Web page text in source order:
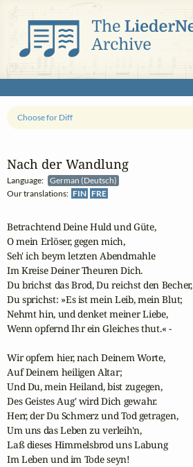
Nach der Wandlung
Language:
German (Deutsch)
Our translations: FIN FRE
Choose for Diff
Betrachtend Deine Huld und Güte,
O mein Erlöser, gegen mich,
Seh' ich beym letzten Abendmahle
Im Kreise Deiner Theuren Dich.
Du brichst das Brod, Du reichst den Becher,
Du sprichst: »Es ist mein Leib, mein Blut;
Nehmt hin, und denket meiner Liebe,
Wenn opfernd Ihr ein Gleiches thut.« -
Wir opfern hier, nach Deinem Worte,
Auf Deinem heiligen Altar;
Und Du, mein Heiland, bist zugegen,
Des Geistes Aug' wird Dich gewahr.
Herr, der Du Schmerz und Tod getragen,
Um uns das Leben zu verleih'n,
Laß dieses Himmelsbrod uns Labung
Im Leben und im Tode seyn!